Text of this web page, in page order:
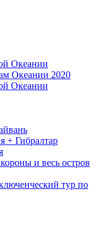
Океании
Океании 2020
Океании
+ Гибралтар
и весь остров
тур по